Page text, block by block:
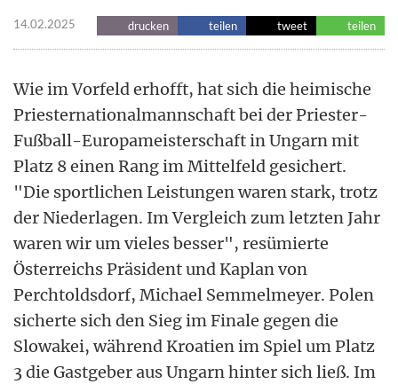
14.02.2025 drucken teilen tweet teilen
Wie im Vorfeld erhofft, hat sich die heimische
Priesternationalmannschaft bei der Priester-
Fußball-Europameisterschaft in Ungarn mit
Platz 8 einen Rang im Mittelfeld gesichert.
"Die sportlichen Leistungen waren stark, trotz
der Niederlagen. Im Vergleich zum letzten Jahr
waren wir um vieles besser", resümierte
Österreichs Präsident und Kaplan von
Perchtoldsdorf, Michael Semmelmeyer. Polen
sicherte sich den Sieg im Finale gegen die
Slowakei, während Kroatien im Spiel um Platz
3 die Gastgeber aus Ungarn hinter sich ließ. Im